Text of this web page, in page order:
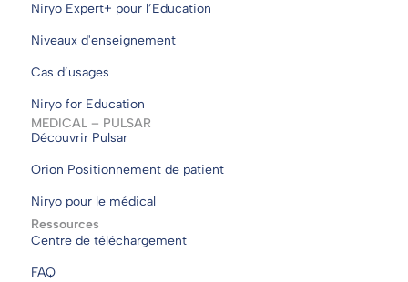
Niryo Expert+ pour l’Education
Niveaux d'enseignement
Cas d’usages
Niryo for Education
MEDICAL – PULSAR
Découvrir Pulsar
Orion Positionnement de patient
Niryo pour le médical
Ressources
Centre de téléchargement
FAQ